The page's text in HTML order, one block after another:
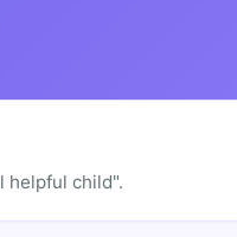
helpful child".